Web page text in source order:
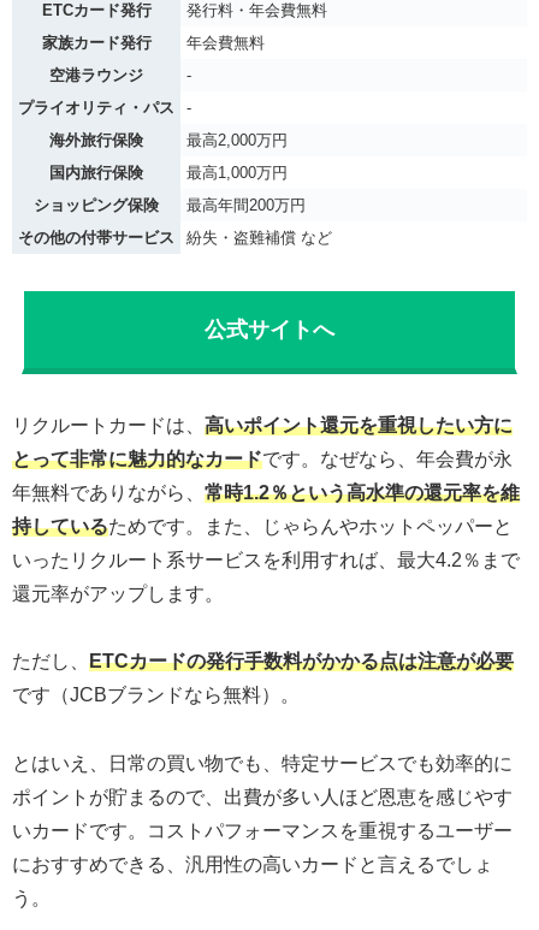
ETCカード発行
発行料・年会費無料
家族カード発行
年会費無料
空港ラウンジ
-
プライオリティ・パス
-
海外旅行保険
最高2,000万円
国内旅行保険
最高1,000万円
ショッピング保険
最高年間200万円
その他の付帯サービス
紛失・盗難補償 など
公式サイトへ
リクルートカードは、 高いポイント還元を重視したい方に
とって非常に魅力的なカードです。なぜなら、年会費が永
年無料でありながら、 常時1.2％という高水準の還元率を維
持しているためです。また、じゃらんやホットペッパーと
いったリクルート系サービスを利用すれば、最大4.2％まで
還元率がアップします。
ただし、 ETCカードの発行手数料がかかる点は注意が必要
です（JCBブランドなら無料）。
とはいえ、日常の買い物でも、特定サービスでも効率的に
ポイントが貯まるので、出費が多い人ほど恩恵を感じやす
いカードです。コストパフォーマンスを重視するユーザー
におすすめできる、汎用性の高いカードと言えるでしょ
う。